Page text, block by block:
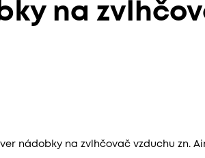
na
nádobky na zvlhčovač vzduchu zn.